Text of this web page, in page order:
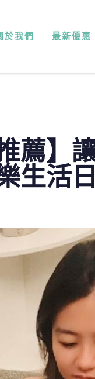
於我們 最新優惠
推薦
生活